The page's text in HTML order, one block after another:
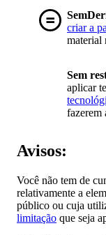
criar a
material
Sem
aplicar
fazerem
Avisos:
Você não tem de
relativamente a
público ou cuja
limitação que seja